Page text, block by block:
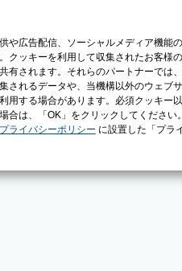
広告配信、ソーシャルメディア機能
ッキーを利用して収集されたお客様
されます。それらのパートナーでは
れるデータや、当機構以外のウェブ
する場合があります。必須クッキー
は、「OK」をクリックしてくださ
ライバシーポリシー に設置した「プラ